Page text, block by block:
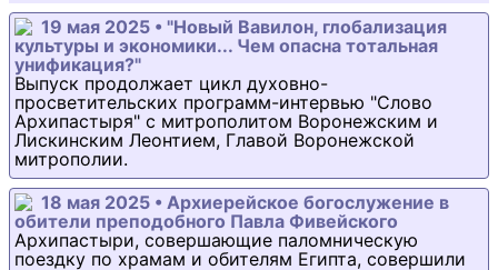
19 мая 2025 • "Новый Вавилон, глобализация
культуры и экономики... Чем опасна тотальная
унификация?"
Выпуск продолжает цикл духовно-
просветительских программ-интервью "Слово
Архипастыря" с митрополитом Воронежским и
Лискинским Леонтием, Главой Воронежской
митрополии.
18 мая 2025 • Архиерейское богослужение в
обители преподобного Павла Фивейского
Архипастыри, совершающие паломническую
поездку по храмам и обителям Египта, совершили